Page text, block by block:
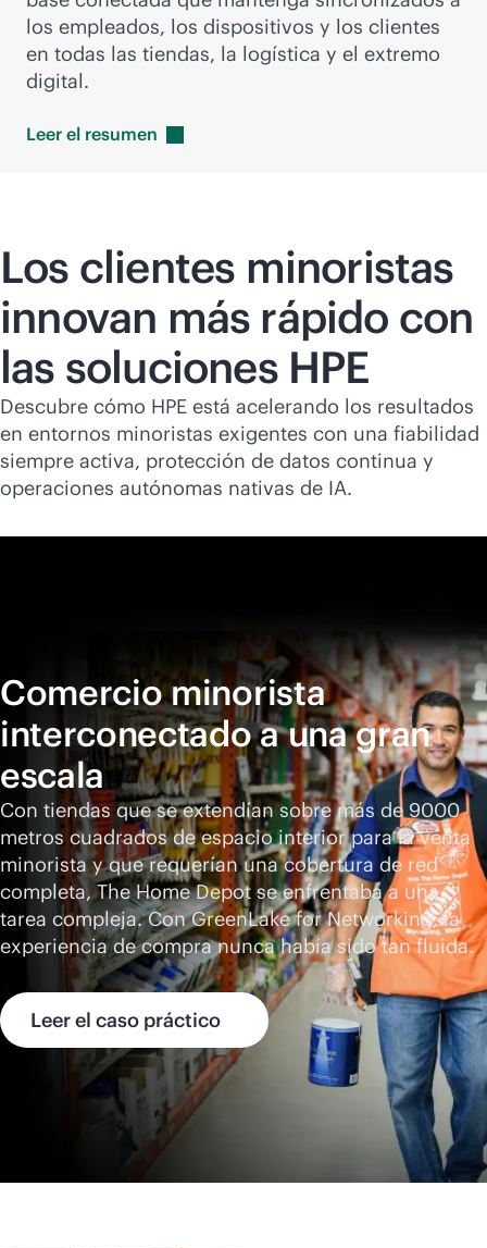
los empleados, los dispositivos y los clientes
en todas las tiendas, la logística y el extremo
digital.
Leer el resumen
Los clientes minoristas
innovan más rápido con
las soluciones HPE
Descubre cómo HPE está acelerando los resultados
en entornos minoristas exigentes con una fiabilidad
siempre activa, protección de datos continua y
operaciones autónomas nativas de IA.
Comercio minorista
interconectado a una gran
escala
Con tiendas que se extendían sobre más de 9000
metros cuadrados de espacio interior para la venta
minorista y que requerían una cobertura de red
completa, The Home Depot se enfrentaba a una
tarea compleja. Con GreenLake for Networking, la
experiencia de compra nunca había sido tan fluida.
Leer el caso práctico